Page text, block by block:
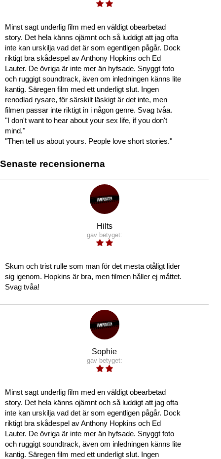
Minst sagt underlig film med en väldigt obearbetad
story. Det hela känns ojämnt och så luddigt att jag ofta
inte kan urskilja vad det är som egentligen pågår. Dock
riktigt bra skådespel av Anthony Hopkins och Ed
Lauter. De övriga är inte mer än hyfsade. Snyggt foto
och ruggigt soundtrack, även om inledningen känns lite
kantig. Säregen film med ett underligt slut. Ingen
renodlad rysare, för särskilt läskigt är det inte, men
filmen passar inte riktigt in i någon genre. Svag tvåa.
"I don't want to hear about your sex life, if you don't
mind."
"Then tell us about yours. People love short stories."
Senaste recensionerna
Hilts
gav betyget:
Skum och trist rulle som man för det mesta otåligt lider
sig igenom. Hopkins är bra, men filmen håller ej måttet.
Svag tvåa!
Sophie
gav betyget:
Minst sagt underlig film med en väldigt obearbetad
story. Det hela känns ojämnt och så luddigt att jag ofta
inte kan urskilja vad det är som egentligen pågår. Dock
riktigt bra skådespel av Anthony Hopkins och Ed
Lauter. De övriga är inte mer än hyfsade. Snyggt foto
och ruggigt soundtrack, även om inledningen känns lite
kantig. Säregen film med ett underligt slut. Ingen